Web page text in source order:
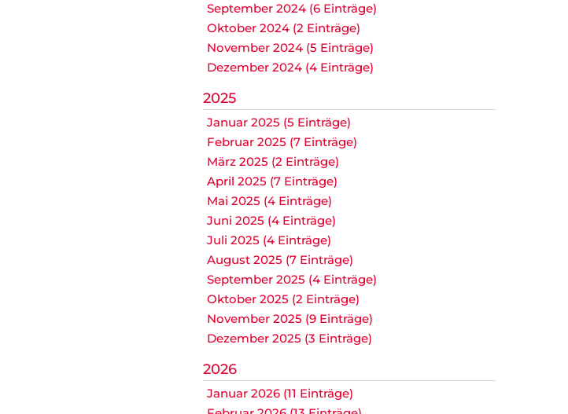
September 2024 (6 Einträge)
Oktober 2024 (2 Einträge)
November 2024 (5 Einträge)
Dezember 2024 (4 Einträge)
2025
Januar 2025 (5 Einträge)
Februar 2025 (7 Einträge)
März 2025 (2 Einträge)
April 2025 (7 Einträge)
Mai 2025 (4 Einträge)
Juni 2025 (4 Einträge)
Juli 2025 (4 Einträge)
August 2025 (7 Einträge)
September 2025 (4 Einträge)
Oktober 2025 (2 Einträge)
November 2025 (9 Einträge)
Dezember 2025 (3 Einträge)
2026
Januar 2026 (11 Einträge)